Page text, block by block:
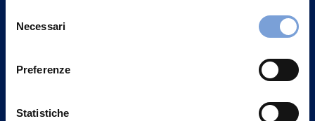
può trovare nel footer del sito nella sezione "Informativa
delNecessari
Preferenze
Statistiche
Vittoria Assicurazioni S.p.A.